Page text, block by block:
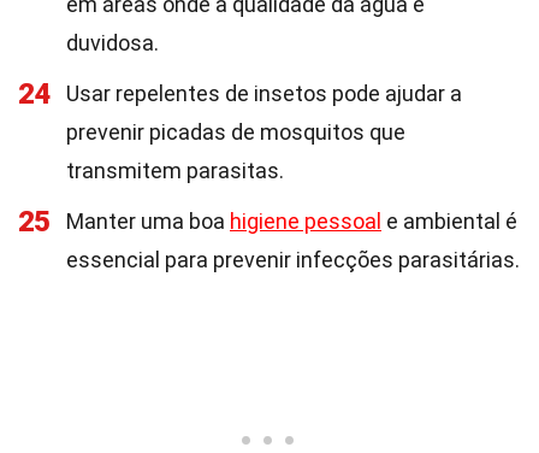
duvidosa.
24
Usar repelentes de insetos pode ajudar a
prevenir picadas de mosquitos que
transmitem parasitas.
25 Manter uma boa higiene pessoal e ambiental é
essencial para prevenir infecções parasitárias.